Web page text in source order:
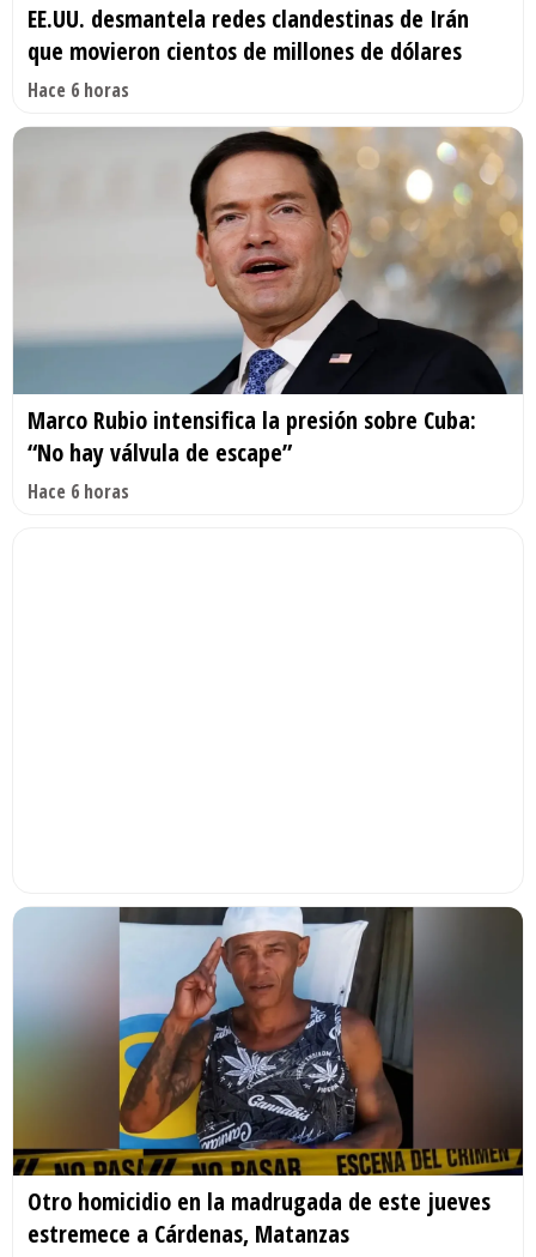
EE.UU. desmantela redes clandestinas de Irán
que movieron cientos de millones de dólares
Hace 6 horas
Marco Rubio intensifica la presión sobre Cuba:
“No hay válvula de escape”
Hace 6 horas
Otro homicidio en la madrugada de este jueves
estremece a Cárdenas, Matanzas